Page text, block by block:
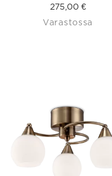
275,00 €
Varastossa
has
multiple
variants.
The
options
may